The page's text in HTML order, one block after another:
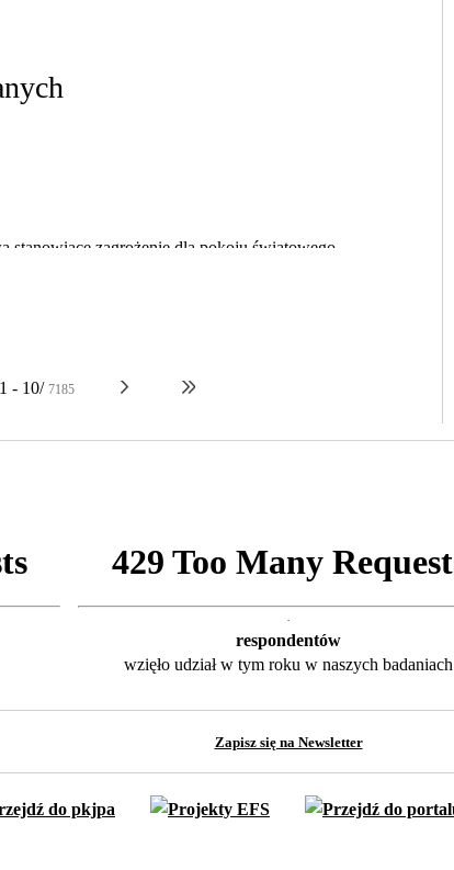
stanowiące zagrożenie dla pokoju światowego
1 - 10/ 7185
respondentów
wzięło udział w tym roku w naszych badaniach
Zapisz się na Newsletter